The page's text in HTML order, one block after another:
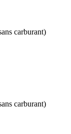
carburant)
carburant)